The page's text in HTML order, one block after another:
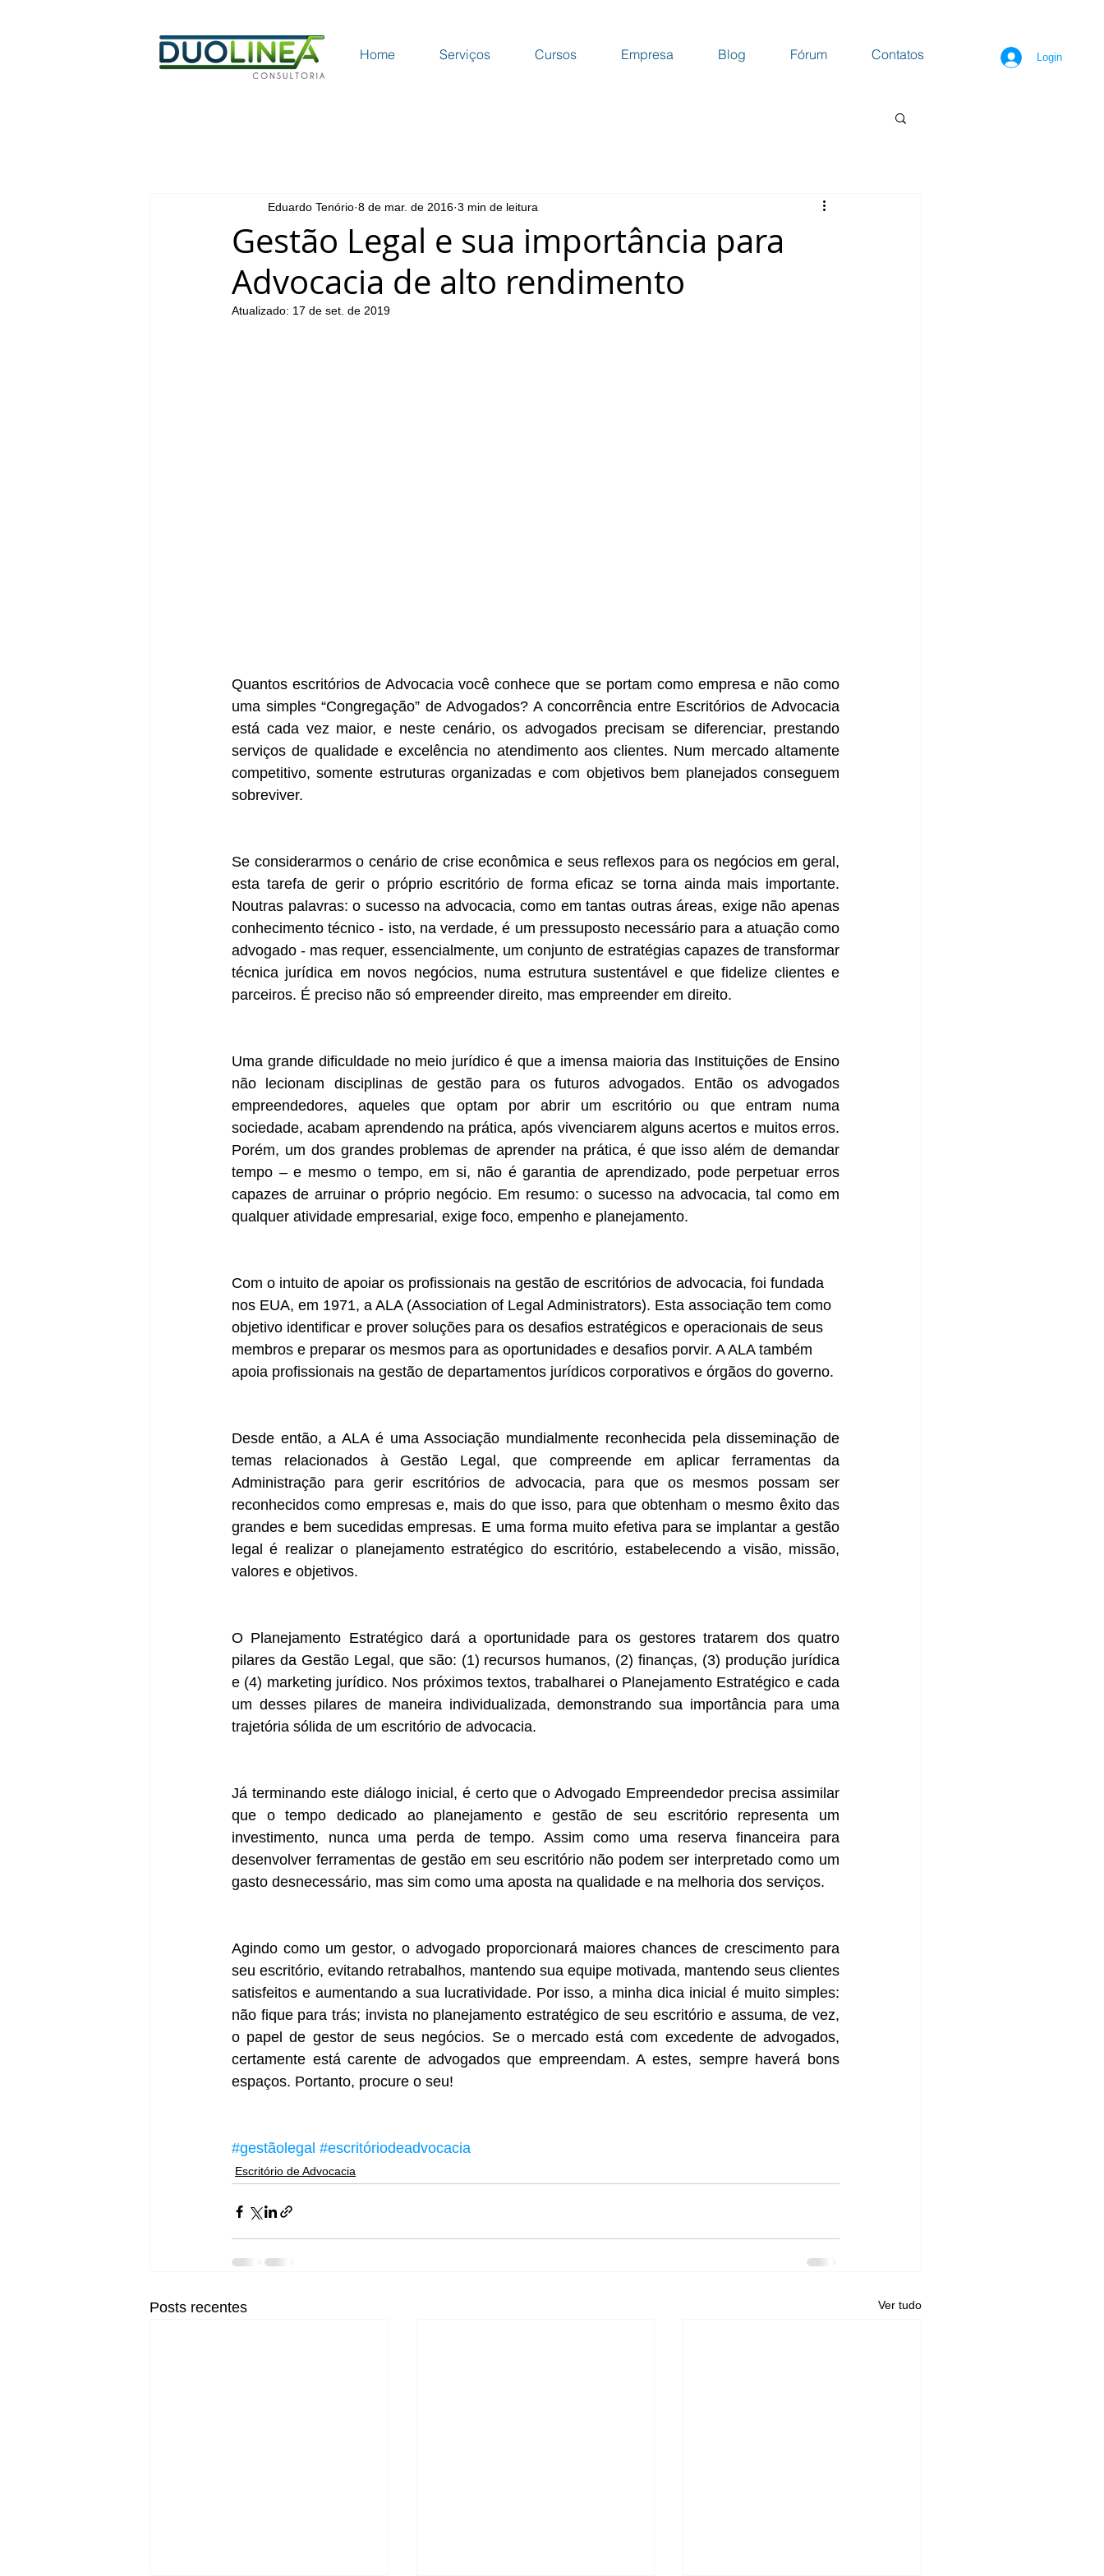
Home Serviços Cursos Empresa Blog Fórum Contatos Login
Gestão Legal e sua importância para
Advocacia de alto rendimento
Eduardo Tenório 8 de mar. de 2016 3 min de leitura
Atualizado: 17 de set. de 2019
Quantos escritórios de Advocacia você conhece que se portam como empresa e não como
uma simples “Congregação” de Advogados? A concorrência entre Escritórios de Advocacia
está cada vez maior, e neste cenário, os advogados precisam se diferenciar, prestando
serviços de qualidade e excelência no atendimento aos clientes. Num mercado altamente
competitivo, somente estruturas organizadas e com objetivos bem planejados conseguem
sobreviver.
Se considerarmos o cenário de crise econômica e seus reflexos para os negócios em geral,
esta tarefa de gerir o próprio escritório de forma eficaz se torna ainda mais importante.
Noutras palavras: o sucesso na advocacia, como em tantas outras áreas, exige não apenas
conhecimento técnico - isto, na verdade, é um pressuposto necessário para a atuação como
advogado - mas requer, essencialmente, um conjunto de estratégias capazes de transformar
técnica jurídica em novos negócios, numa estrutura sustentável e que fidelize clientes e
parceiros. É preciso não só empreender direito, mas empreender em direito.
Uma grande dificuldade no meio jurídico é que a imensa maioria das Instituições de Ensino
não lecionam disciplinas de gestão para os futuros advogados. Então os advogados
empreendedores, aqueles que optam por abrir um escritório ou que entram numa
sociedade, acabam aprendendo na prática, após vivenciarem alguns acertos e muitos erros.
Porém, um dos grandes problemas de aprender na prática, é que isso além de demandar
tempo – e mesmo o tempo, em si, não é garantia de aprendizado, pode perpetuar erros
capazes de arruinar o próprio negócio. Em resumo: o sucesso na advocacia, tal como em
qualquer atividade empresarial, exige foco, empenho e planejamento.
Com o intuito de apoiar os profissionais na gestão de escritórios de advocacia, foi fundada
nos EUA, em 1971, a ALA (Association of Legal Administrators). Esta associação tem como
objetivo identificar e prover soluções para os desafios estratégicos e operacionais de seus
membros e preparar os mesmos para as oportunidades e desafios porvir. A ALA também
apoia profissionais na gestão de departamentos jurídicos corporativos e órgãos do governo.
Desde então, a ALA é uma Associação mundialmente reconhecida pela disseminação de
temas relacionados à Gestão Legal, que compreende em aplicar ferramentas da
Administração para gerir escritórios de advocacia, para que os mesmos possam ser
reconhecidos como empresas e, mais do que isso, para que obtenham o mesmo êxito das
grandes e bem sucedidas empresas. E uma forma muito efetiva para se implantar a gestão
legal é realizar o planejamento estratégico do escritório, estabelecendo a visão, missão,
valores e objetivos.
O Planejamento Estratégico dará a oportunidade para os gestores tratarem dos quatro
pilares da Gestão Legal, que são: (1) recursos humanos, (2) finanças, (3) produção jurídica
e (4) marketing jurídico. Nos próximos textos, trabalharei o Planejamento Estratégico e cada
um desses pilares de maneira individualizada, demonstrando sua importância para uma
trajetória sólida de um escritório de advocacia.
Já terminando este diálogo inicial, é certo que o Advogado Empreendedor precisa assimilar
que o tempo dedicado ao planejamento e gestão de seu escritório representa um
investimento, nunca uma perda de tempo. Assim como uma reserva financeira para
desenvolver ferramentas de gestão em seu escritório não podem ser interpretado como um
gasto desnecessário, mas sim como uma aposta na qualidade e na melhoria dos serviços.
Agindo como um gestor, o advogado proporcionará maiores chances de crescimento para
seu escritório, evitando retrabalhos, mantendo sua equipe motivada, mantendo seus clientes
satisfeitos e aumentando a sua lucratividade. Por isso, a minha dica inicial é muito simples:
não fique para trás; invista no planejamento estratégico de seu escritório e assuma, de vez,
o papel de gestor de seus negócios. Se o mercado está com excedente de advogados,
certamente está carente de advogados que empreendam. A estes, sempre haverá bons
espaços. Portanto, procure o seu!
#gestãolegal #escritóriodeadvocacia
Escritório de Advocacia
Posts recentes Ver tudo